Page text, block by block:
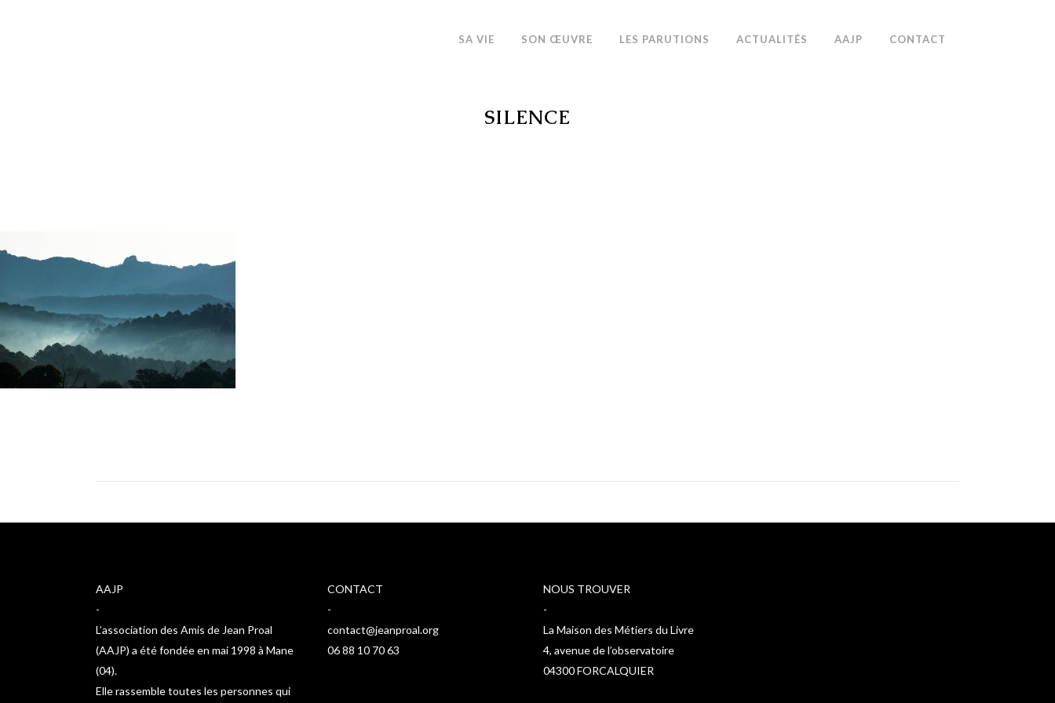
SA VIE SON ŒUVRE LES PARUTIONS ACTUALITÉS AAJP CONTACT
SILENCE
AAJP
-
L’association des Amis de Jean Proal
(AAJP) a été fondée en mai 1998 à Mane
(04).
Elle rassemble toutes les personnes qui
CONTACT
-
contact@jeanproal.org
06 88 10 70 63
NOUS TROUVER
-
La Maison des Métiers du Livre
4, avenue de l’observatoire
04300 FORCALQUIER